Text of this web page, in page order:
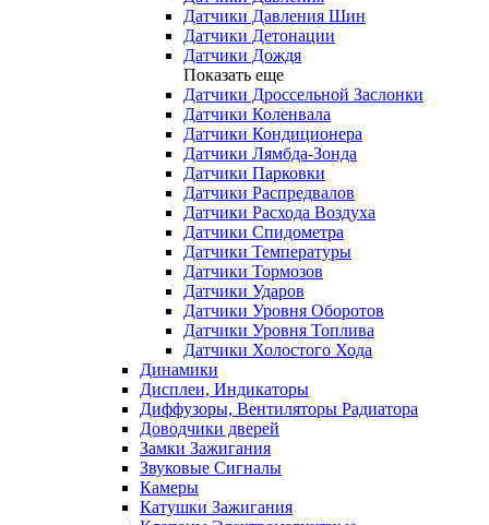
Датчики Давления Шин
Датчики Детонации
Датчики Дождя
Показать еще
Датчики Дроссельной Заслонки
Датчики Коленвала
Датчики Кондиционера
Датчики Лямбда-Зонда
Датчики Парковки
Датчики Распредвалов
Датчики Расхода Воздуха
Датчики Спидометра
Датчики Температуры
Датчики Тормозов
Датчики Ударов
Датчики Уровня Оборотов
Датчики Уровня Топлива
Датчики Холостого Хода
Динамики
Дисплеи, Индикаторы
Диффузоры, Вентиляторы Радиатора
Доводчики дверей
Замки Зажигания
Звуковые Сигналы
Камеры
Катушки Зажигания